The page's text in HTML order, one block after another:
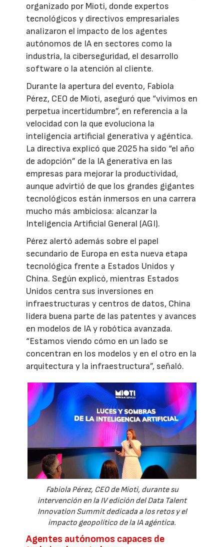
organizado por Mioti, donde expertos
tecnológicos y directivos empresariales
analizaron el impacto de los agentes
autónomos de IA en sectores como la
industria, la ciberseguridad, el desarrollo
software o la atención al cliente.
Durante la apertura del evento, Fabiola
Pérez, CEO de Mioti, aseguró que “vivimos en
perpetua incertidumbre”, en referencia a la
velocidad con la que evoluciona la
inteligencia artificial generativa y agéntica.
La directiva explicó que 2025 ha sido “el año
de adopción” de la IA generativa en las
empresas para mejorar la productividad,
aunque advirtió de que los grandes gigantes
tecnológicos están inmersos en una carrera
mucho más ambiciosa: alcanzar la
Inteligencia Artificial General (AGI).
Pérez alertó además sobre el papel
secundario de Europa en esta nueva etapa
tecnológica frente a Estados Unidos y
China. Según explicó, mientras Estados
Unidos centra sus inversiones en
infraestructuras y centros de datos, China
lidera buena parte de las patentes y avances
en modelos de IA y robótica avanzada.
“Estamos viendo cómo en un lado se
concentran en los modelos y en el otro en la
arquitectura y la infraestructura”, señaló.
Fabiola Pérez, CEO de Mioti, durante su
intervención en la IV edición del Data Talent
Innovation Summit dedicada a los retos y el
impacto geopolítico de la IA agéntica.
Agentes autónomos capaces de